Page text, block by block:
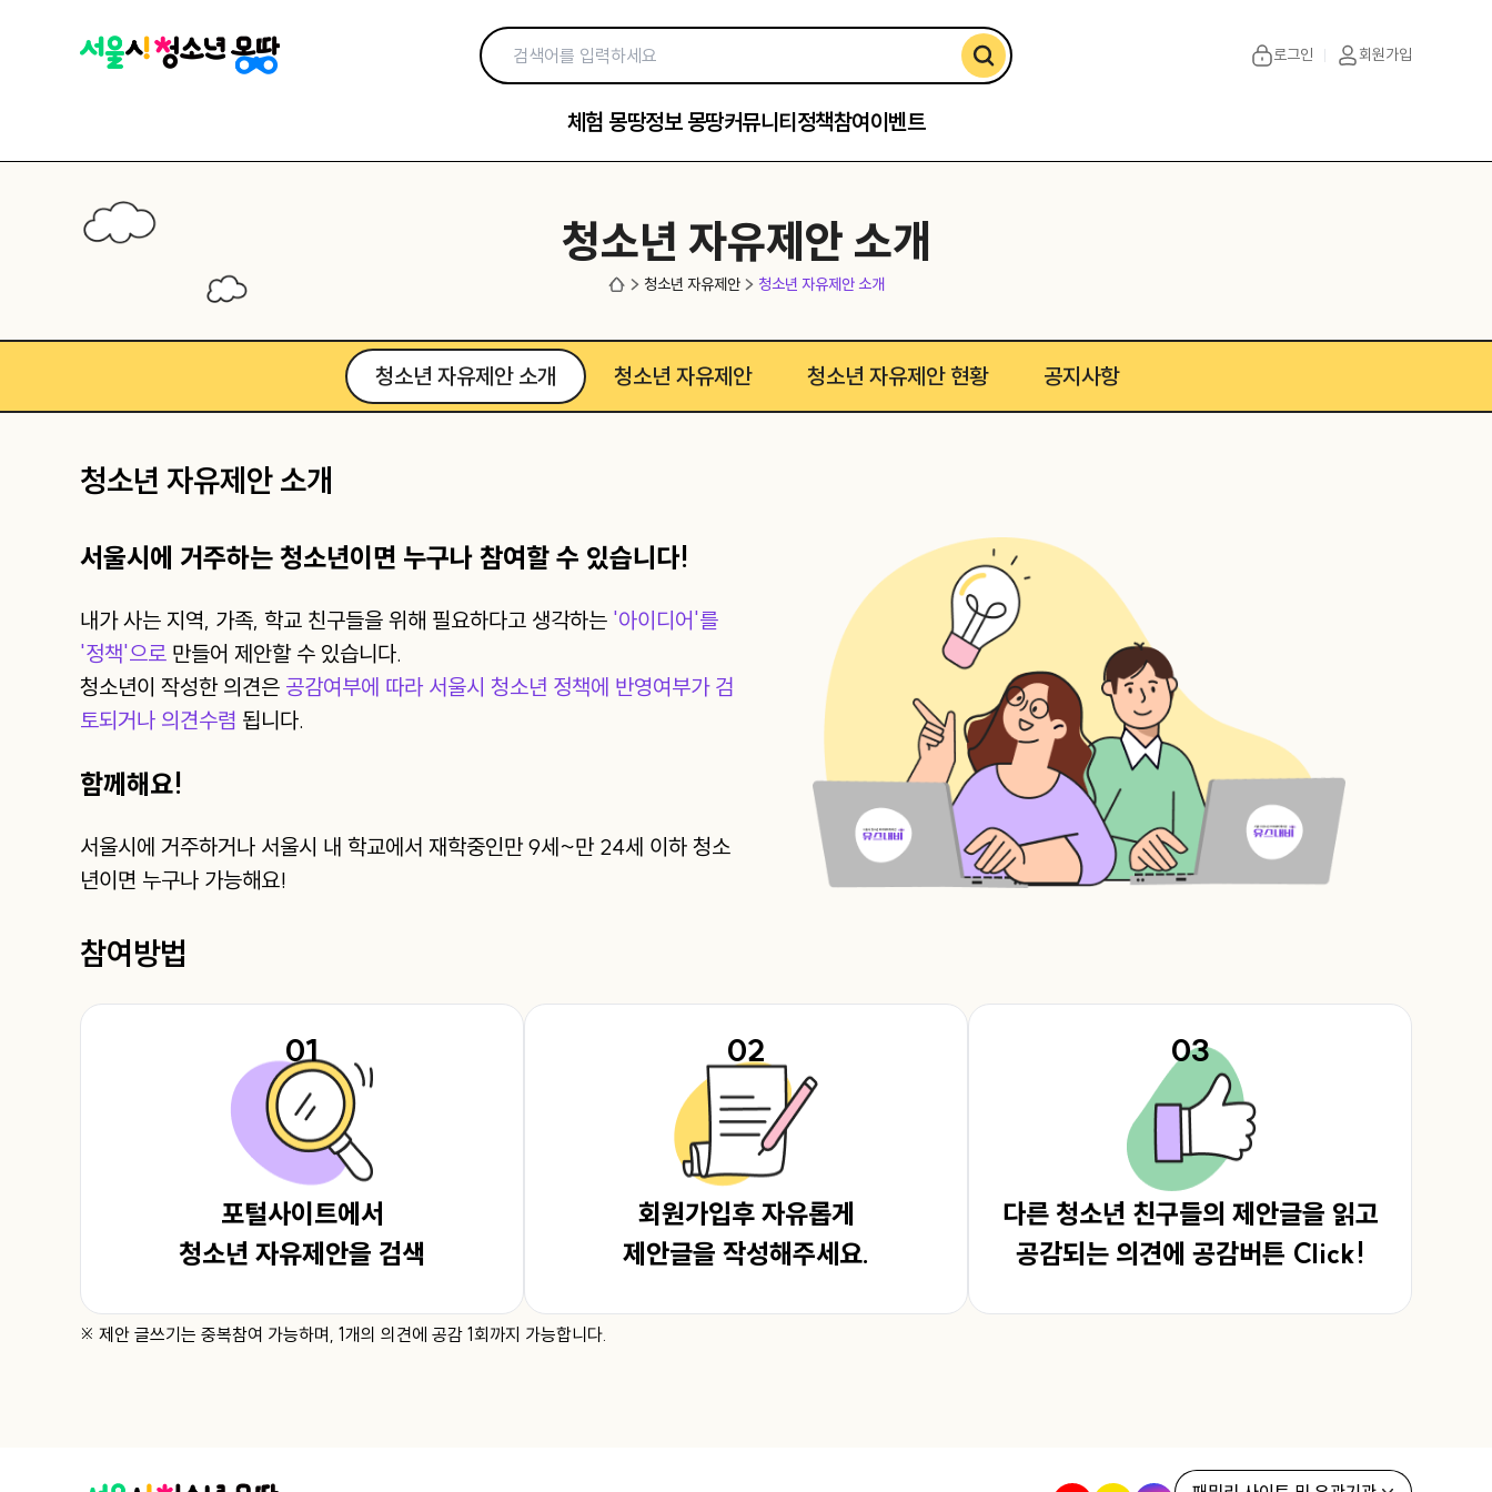
로그인 회원가입
체험 몽땅정보 몽땅커뮤니티정책참여이벤트
청소년 자유제안 소개
청소년 자유제안 청소년 자유제안 소개
청소년 자유제안 소개 청소년 자유제안 청소년 자유제안 현황 공지사항
청소년 자유제안 소개
서울시에 거주하는 청소년이면 누구나 참여할 수 있습니다!
내가 사는 지역, 가족, 학교 친구들을 위해 필요하다고 생각하는 '아이디어'를
'정책'으로 만들어 제안할 수 있습니다.
청소년이 작성한 의견은 공감여부에 따라 서울시 청소년 정책에 반영여부가 검
토되거나 의견수렴 됩니다.
함께해요!
서울시에 거주하거나 서울시 내 학교에서 재학중인만 9세~만 24세 이하 청소
년이면 누구나 가능해요!
참여방법
01
포털사이트에서
청소년 자유제안을 검색
02
회원가입후 자유롭게
제안글을 작성해주세요.
03
다른 청소년 친구들의 제안글을 읽고
공감되는 의견에 공감버튼 Click!
※ 제안 글쓰기는 중복참여 가능하며, 1개의 의견에 공감 1회까지 가능합니다.